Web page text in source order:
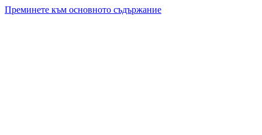
Преминете към основното съдържание